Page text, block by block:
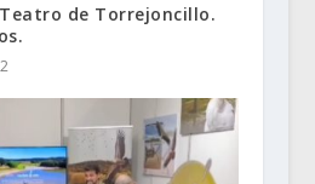
de Torrejoncillo.